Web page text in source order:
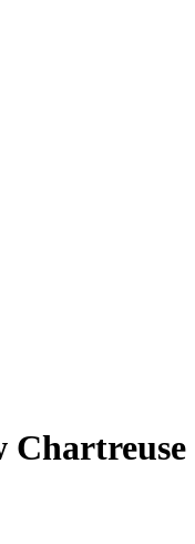
Chartreuse